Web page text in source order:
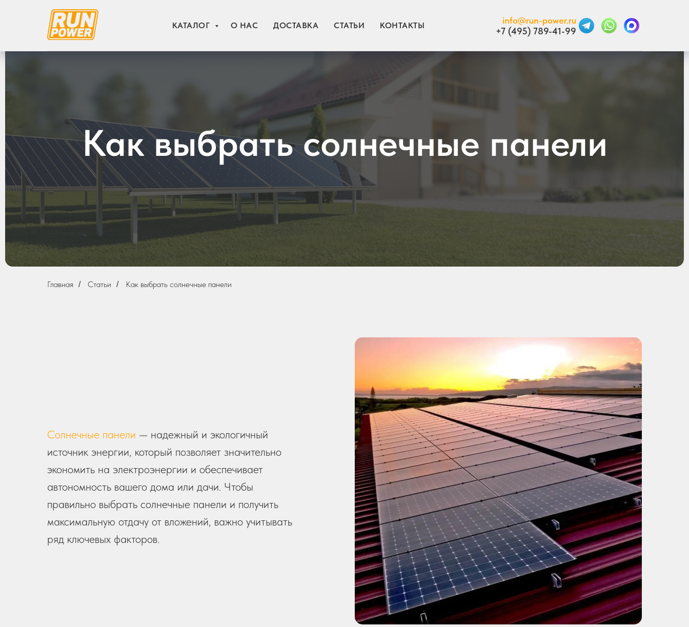
КАТАЛОГ О НАС ДОСТАВКА СТАТЬИ КОНТАКТЫ
info@run-power.ru
+7 (495) 789-41-99
Как выбрать солнечные панели
Главная / Статьи / Как выбрать солнечные панели
Солнечные панели — надежный и экологичный
источник энергии, который позволяет значительно
экономить на электроэнергии и обеспечивает
автономность вашего дома или дачи. Чтобы
правильно выбрать солнечные панели и получить
максимальную отдачу от вложений, важно учитывать
ряд ключевых факторов.